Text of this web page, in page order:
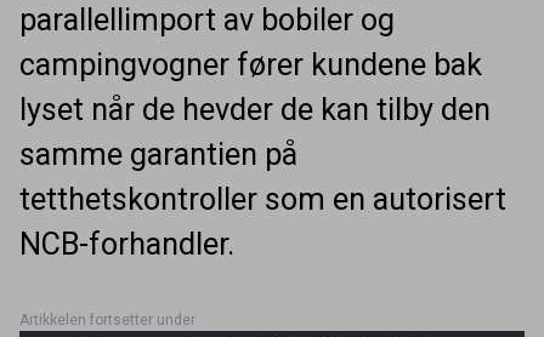
parallellimport av bobiler og
campingvogner fører kundene bak
lyset når de hevder de kan tilby den
samme garantien på
tetthetskontroller som en autorisert
NCB-forhandler.